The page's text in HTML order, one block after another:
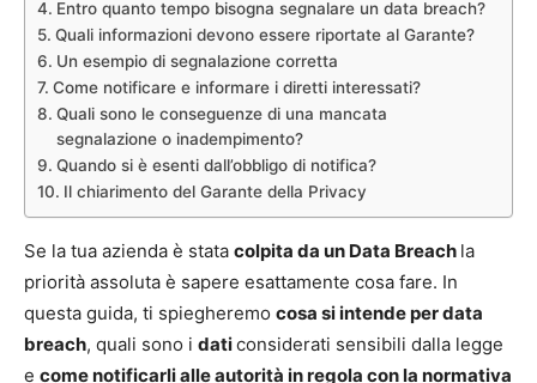
Entro quanto tempo bisogna segnalare un data breach?
Quali informazioni devono essere riportate al Garante?
Un esempio di segnalazione corretta
Come notificare e informare i diretti interessati?
Quali sono le conseguenze di una mancata
segnalazione o inadempimento?
Quando si è esenti dall’obbligo di notifica?
Il chiarimento del Garante della Privacy
Se la tua azienda è stata colpita da un Data Breach la
priorità assoluta è sapere esattamente cosa fare. In
questa guida, ti spiegheremo cosa si intende per data
breach, quali sono i daticonsiderati sensibili dalla legge
e come notificarli alle autorità in regola con la normativa